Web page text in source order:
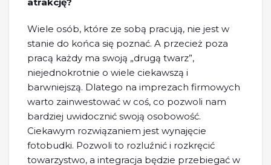
Wiele osób, które ze sobą pracują, nie jest w
stanie do końca się poznać. A przecież poza
pracą każdy ma swoją „drugą twarz”,
niejednokrotnie o wiele ciekawszą i
barwniejszą. Dlatego na imprezach firmowych
warto zainwestować w coś, co pozwoli nam
bardziej uwidocznić swoją osobowość.
Ciekawym rozwiązaniem jest wynajęcie
fotobudki. Pozwoli to rozluźnić i rozkręcić
towarzystwo, a integracja będzie przebiegać w